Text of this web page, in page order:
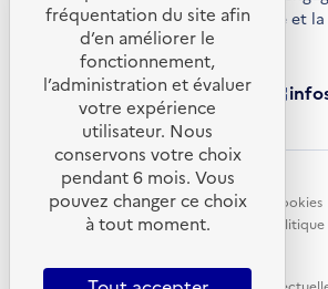
contre le réchauffement climatique et
ressources.
ademe.fr
S'ouvre
nouvelle
fenêtre
librairie.ademe.fr
S'ouvre
dans
une
nouvelle
fenêtre
ademe.fr/presse
S'ouvre
nouvelle
fenêtre
Accessibilité : non conforme
Données personnelles
Gestion des cookies
Mentions légales
Plan du site
dans
fréquentation du site afin
d’en améliorer le
fonctionnement,
l’administration et évaluer
votre expérience
utilisateur. Nous
conservons votre choix
pendant 6 mois. Vous
pouvez changer ce choix
à tout moment.